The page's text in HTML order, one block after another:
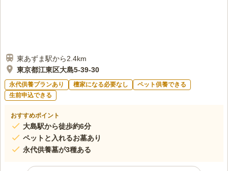
東あずま駅から2.4km
東京都江東区大島5-39-30
永代供養プランあり 檀家になる必要なし
ペット供養できる
生前申込できる
おすすめポイント
大島駅から徒歩約6分
ペットと入れるお墓あり
永代供養墓が3種ある